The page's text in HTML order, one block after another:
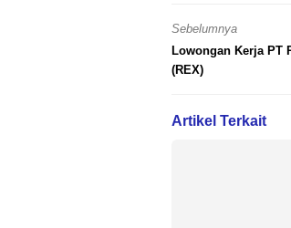
Sebelumnya
Lowongan Kerja PT
(REX)
Artikel Terkait